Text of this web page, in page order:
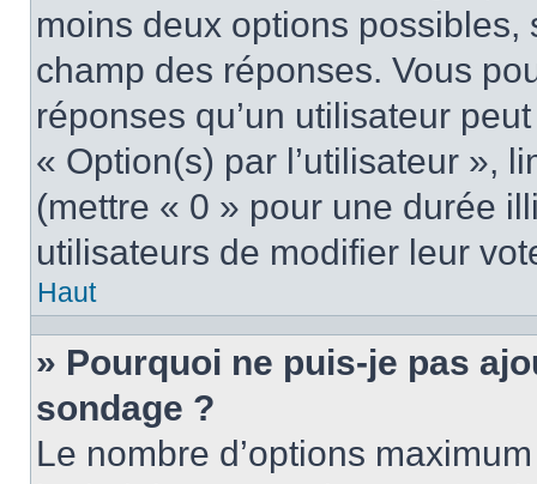
moins deux options
champ des réponses. Vous
réponses qu’un utilisateur
« Option(s) par l’utilisateur »,
(mettre « 0 » pour une durée
utilisateurs de modifier leur
Haut
» Pourquoi ne puis-je pas
sondage ?
Le nombre d’options